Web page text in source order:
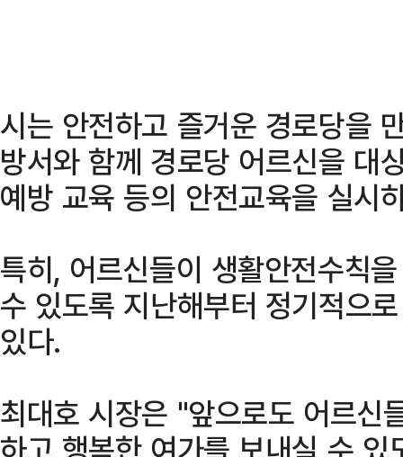
시는 안전하고 즐거운 경로당을
방서와 함께 경로당 어르신을 대
예방 교육 등의 안전교육을 실시
특히, 어르신들이 생활안전수칙
수 있도록 지난해부터 정기적으
있다.
최대호 시장은 "앞으로도 어르신
하고 행복한 여가를 보내실 수